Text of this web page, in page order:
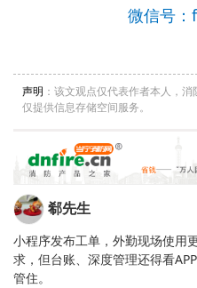
微信号
声明 ：该文观点仅代表作者本人，
仅提供信息存储空间服务。
郗先生
小程序发布工单，外勤现场使用
求，但台账、深度管理还得看
管住。